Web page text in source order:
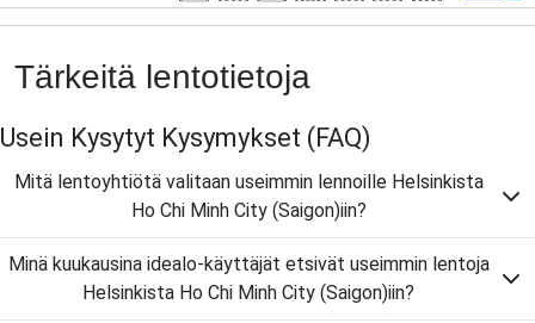
Tärkeitä lentotietoja
Usein Kysytyt Kysymykset (FAQ)
Mitä lentoyhtiötä valitaan useimmin lennoille Helsinkista
Ho Chi Minh City (Saigon)iin?
Minä kuukausina idealo-käyttäjät etsivät useimmin lentoja
Helsinkista Ho Chi Minh City (Saigon)iin?